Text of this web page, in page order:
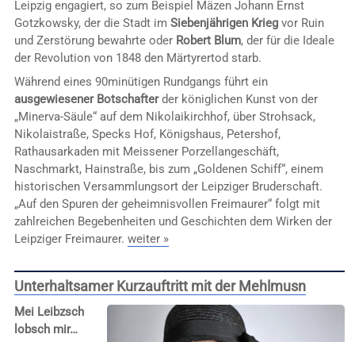
Leipzig engagiert, so zum Beispiel Mäzen Johann Ernst
Gotzkowsky, der die Stadt im Siebenjährigen Kriegvor Ruin
und Zerstörung bewahrte oder Robert Blum, der für die Ideale
der Revolution von 1848 den Märtyrertod starb.
Während eines 90minütigen Rundgangs führt ein
ausgewiesener Botschafterder königlichen Kunst von der
„Minerva-Säule“ auf dem Nikolaikirchhof, über Strohsack,
Nikolaistraße, Specks Hof, Königshaus, Petershof,
Rathausarkaden mit Meissener Porzellangeschäft,
Naschmarkt, Hainstraße, bis zum „Goldenen Schiff“, einem
historischen Versammlungsort der Leipziger Bruderschaft.
„Auf den Spuren der geheimnisvollen Freimaurer“ folgt mit
zahlreichen Begebenheiten und Geschichten dem Wirken der
Leipziger Freimaurer. weiter »
Unterhaltsamer Kurzauftritt mit der Mehlmusn
Mei Leibzsch
lobsch mir…